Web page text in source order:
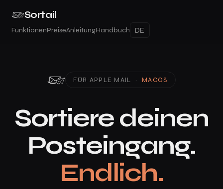
Sortail
FunktionenPreiseAnleitungHandbuch
FÜR APPLE MAIL ·MACOS
Sortiere deinen
Posteingang.
Endlich.